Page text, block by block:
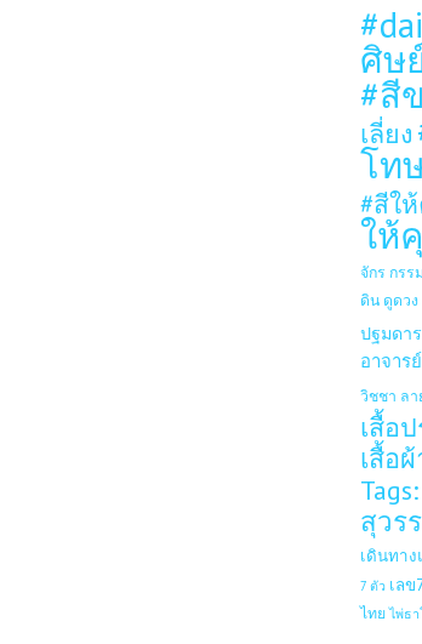
ศิษ
#สี
เลี่ยง
โท
#สีใ
ให้
จักร กรร
ดินดูดวง
ปฐมดา
อาจาร
วิชชา ลา
เสื้อ
เสื้อ
สุวร
เดินทา
7 ตัว เลข
ไทย ไพ่ธ